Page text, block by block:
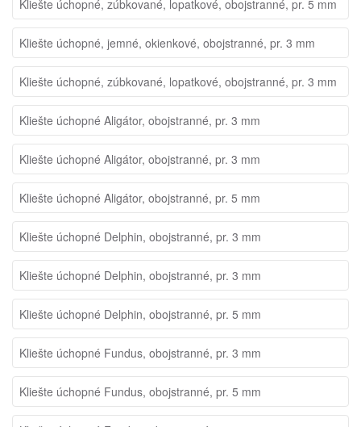
Kliešte úchopné, zúbkované, lopatkové, obojstranné, pr. 5 mm
Kliešte úchopné, jemné, okienkové, obojstranné, pr. 3 mm
Kliešte úchopné, zúbkované, lopatkové, obojstranné, pr. 3 mm
Kliešte úchopné Aligátor, obojstranné, pr. 3 mm
Kliešte úchopné Aligátor, obojstranné, pr. 3 mm
Kliešte úchopné Aligátor, obojstranné, pr. 5 mm
Kliešte úchopné Delphin, obojstranné, pr. 3 mm
Kliešte úchopné Delphin, obojstranné, pr. 3 mm
Kliešte úchopné Delphin, obojstranné, pr. 5 mm
Kliešte úchopné Fundus, obojstranné, pr. 3 mm
Kliešte úchopné Fundus, obojstranné, pr. 5 mm